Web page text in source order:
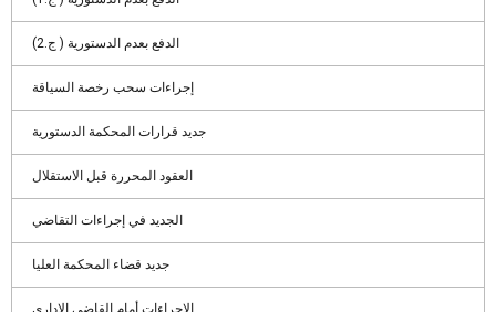
الدفع بعدم الدستورية ( ج.2)
إجراءات سحب رخصة السياقة
جديد قرارات المحكمة الدستورية
العقود المحررة قبل الاستقلال
الجديد في إجراءات التقاضي
جديد قضاء المحكمة العليا